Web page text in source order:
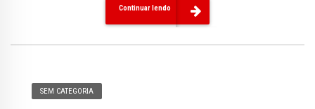
Continuar lendo
SEM CATEGORIA